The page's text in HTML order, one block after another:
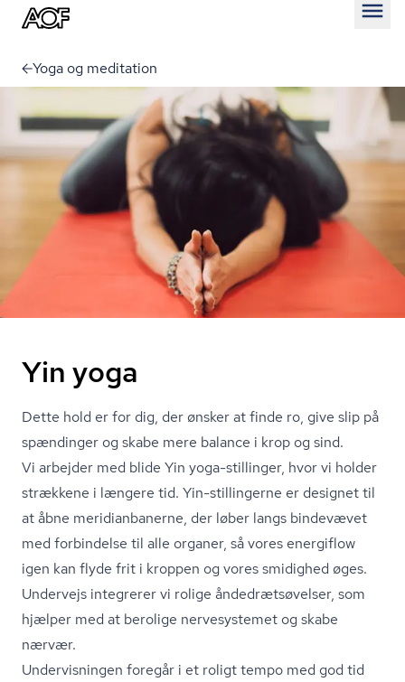
Yoga og meditation
Yin yoga
Dette hold er for dig, der ønsker at finde ro, give slip på
spændinger og skabe mere balance i krop og sind.
Vi arbejder med blide Yin yoga-stillinger, hvor vi holder
strækkene i længere tid. Yin-stillingerne er designet til
at åbne me­ri­di­an­ba­ner­ne, der løber langs bindevævet
med forbindelse til alle organer, så vores energiflow
igen kan flyde frit i kroppen og vores smidighed øges.
Undervejs integrerer vi rolige ån­de­drætsø­vel­ser, som
hjælper med at berolige nervesystemet og skabe
nærvær.
Undervisningen foregår i et roligt tempo med god tid